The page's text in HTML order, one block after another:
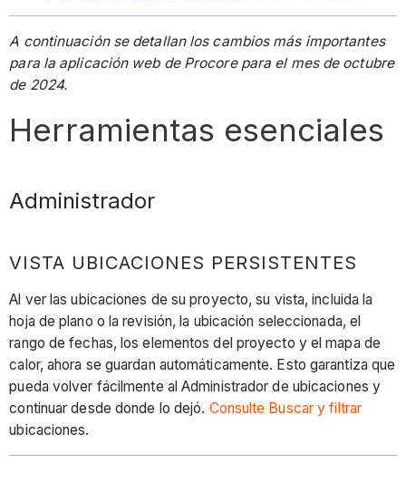
A continuación se detallan los cambios más importantes
para la aplicación web de Procore para el mes de octubre
de 2024.
Herramientas esenciales
Administrador
VISTA UBICACIONES PERSISTENTES
Al ver las ubicaciones de su proyecto, su vista, incluida la
hoja de plano o la revisión, la ubicación seleccionada, el
rango de fechas, los elementos del proyecto y el mapa de
calor, ahora se guardan automáticamente. Esto garantiza que
pueda volver fácilmente al Administrador de ubicaciones y
continuar desde donde lo dejó. Consulte Buscar y filtrar
ubicaciones.